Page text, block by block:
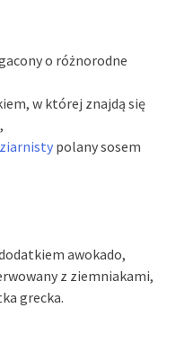
o różnorodne
w której znajdą się
polany sosem
awokado,
z ziemniakami,
grecka.